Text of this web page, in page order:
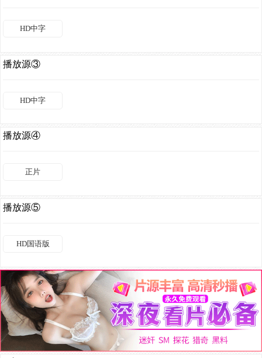
HD中字
播放源③
HD中字
播放源④
正片
播放源⑤
HD国语版